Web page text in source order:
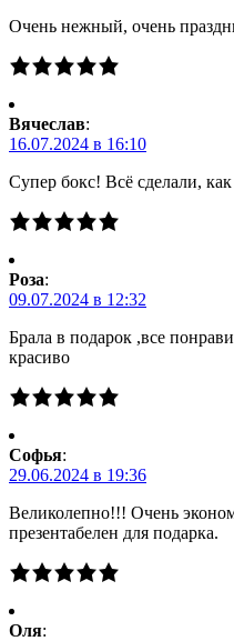
Очень нежный, очень
Вячеслав:
16.07.2024 в 16:10
Супер бокс! Всё сделали,
Роза:
09.07.2024 в 12:32
Брала в подарок ,все
красиво
Софья:
29.06.2024 в 19:36
Великолепно!!! Очень
презентабелен для подарка.
Оля: